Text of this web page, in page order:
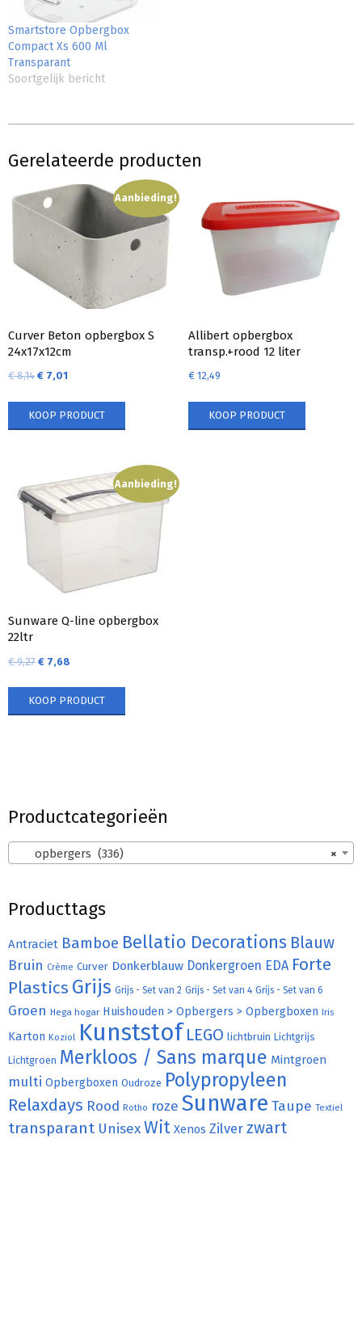
Smartstore Opbergbox
Compact Xs 600 Ml
Transparant
Soortgelijk bericht
Gerelateerde producten
Aanbieding!
Curver Beton opbergbox S
24x17x12cm
€8,14 € 7,01
KOOP PRODUCT
Allibert opbergbox
transp.+rood 12 liter
€12,49
KOOP PRODUCT
Aanbieding!
Sunware Q-line opbergbox
22ltr
€9,27 € 7,68
KOOP PRODUCT
Productcategorieën
×
opbergers (336)
Producttags
Antraciet Bamboe Bellatio Decorations Blauw
Bruin Crème Curver Donkerblauw Donkergroen EDA Forte
Plastics Grijs Grijs - Set van 2 Grijs - Set van 4 Grijs - Set van 6
Groen Hega hogar Huishouden > Opbergers > Opbergboxen Iris
Karton Koziol Kunststof LEGO lichtbruin Lichtgrijs
Lichtgroen Merkloos / Sans marque Mintgroen
multi Opbergboxen Oudroze Polypropyleen
Relaxdays Rood Rotho roze Sunware Taupe Textiel
transparant UnisexWit Xenos Zilver zwart